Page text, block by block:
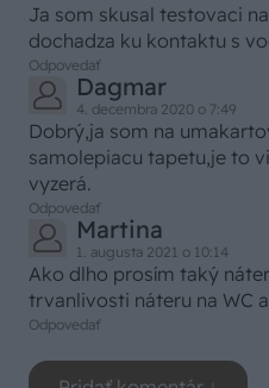
Ja som skusal testovaci
dochadza ku kontaktu s
Odpovedať
Dagmar
4. decembra 2020 o 7:49
Dobrý,ja som na
samolepiacu tapetu,je to
vyzerá.
Odpovedať
Martina
1. augusta 2021 o 10:14
Ako dlho prosím taký
trvanlivosti náteru na WC
Odpovedať